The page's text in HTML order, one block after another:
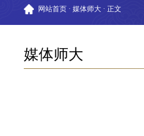
网站首页 · 媒体师大 · 正文
媒体师大